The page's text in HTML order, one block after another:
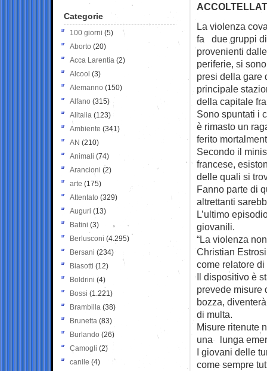
La violenza
fa due gruppi
provenienti
periferie, si
presi della gare
principale
della capitale
Sono spuntati i
è rimasto un
ferito
Secondo il
francese,
delle quali si
Fanno parte di
altrettanti
L’ultimo
giovanili.
“La violenza
Christian
come relatore di
Il dispositivo è
prevede misure
bozza,
di multa.
Misure ritenute
una lunga
I giovani delle
come sempre
Categorie
100 giorni (5)
Aborto (20)
Acca Larentia (2)
Alcool (3)
Alemanno (150)
Alfano (315)
Alitalia (123)
Ambiente (341)
AN (210)
Animali (74)
Arancioni (2)
arte (175)
Attentato (329)
Auguri (13)
Batini (3)
Berlusconi (4.295)
Bersani (234)
Biasotti (12)
Boldrini (4)
Bossi (1.221)
Brambilla (38)
Brunetta (83)
Burlando (26)
Camogli (2)
canile (4)